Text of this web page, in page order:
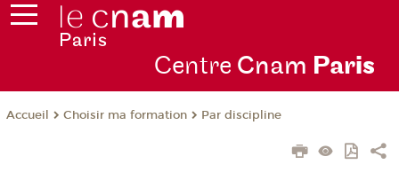
Centre Cnam Paris
Accueil Choisir ma formation Par discipline